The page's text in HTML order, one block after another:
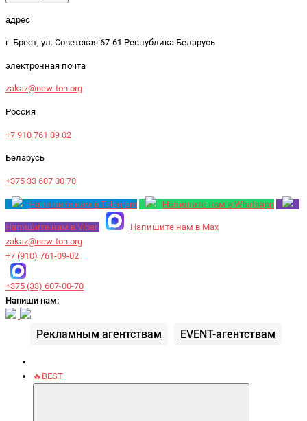
адрес
г. Брест, ул. Советская 67-61 Республика Беларусь
электронная почта
zakaz@new-ton.org
Россия
+7 910 761 09 02
Беларусь
+375 33 607 00 70
Напишите нам в Telegram Напишите нам в Whatsapp
Напишите нам в Viber
Напишите нам в Max
zakaz@new-ton.org
+7 (910) 761-09-02
+375 (33) 607-00-70
Напиши нам:
Рекламным агентствам EVENT-агентствам
🔥BEST